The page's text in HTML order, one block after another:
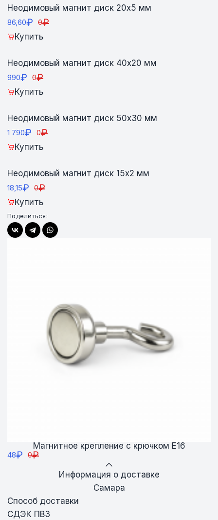
Неодимовый магнит диск 20х5 мм
86,60₽ 0₽
Купить
Неодимовый магнит диск 40х20 мм
990₽ 0₽
Купить
Неодимовый магнит диск 50х30 мм
1 790₽ 0₽
Купить
Неодимовый магнит диск 15х2 мм
18,15₽ 0₽
Купить
Поделиться:
Магнитное крепление с крючком E16
48₽ 0₽
Информация о доставке
Самара
Способ доставки
СДЭК ПВЗ